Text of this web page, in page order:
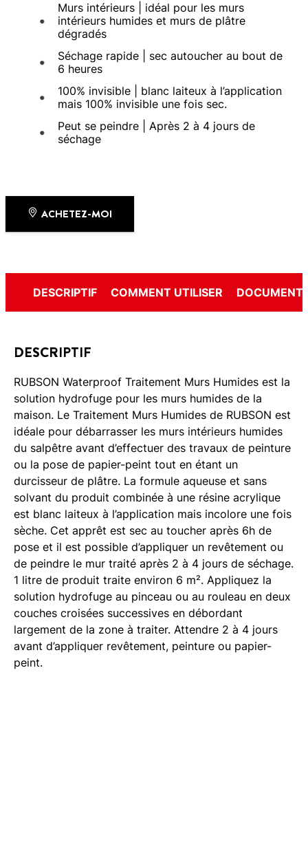
Murs intérieurs | idéal pour les murs
intérieurs humides et murs de plâtre
dégradés
Séchage rapide | sec autoucher au bout de
6 heures
100% invisible | blanc laiteux à l’application
mais 100% invisible une fois sec.
Peut se peindre | Après 2 à 4 jours de
séchage
ACHETEZ-MOI
DESCRIPTIF COMMENT UTILISER
DESCRIPTIF
RUBSON Waterproof Traitement Murs Humides est la
solution hydrofuge pour les murs humides de la
maison. Le Traitement Murs Humides de RUBSON est
idéale pour débarrasser les murs intérieurs humides
du salpêtre avant d’effectuer des travaux de peinture
ou la pose de papier-peint tout en étant un
durcisseur de plâtre. La formule aqueuse et sans
solvant du produit combinée à une résine acrylique
est blanc laiteux à l’application mais incolore une fois
sèche. Cet apprêt est sec au toucher après 6h de
pose et il est possible d’appliquer un revêtement ou
de peindre le mur traité après 2 à 4 jours de séchage.
1 litre de produit traite environ 6 m². Appliquez la
solution hydrofuge au pinceau ou au rouleau en deux
couches croisées successives en débordant
largement de la zone à traiter. Attendre 2 à 4 jours
avant d’appliquer revêtement, peinture ou papier-
peint.